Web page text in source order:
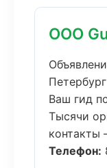
ООО
Петербург
Ваш гид
Тысячи
контакты
Телефон: